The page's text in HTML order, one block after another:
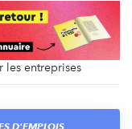
le
de
de dirigeants et
et à
les entreprises
D'EMPLOIS